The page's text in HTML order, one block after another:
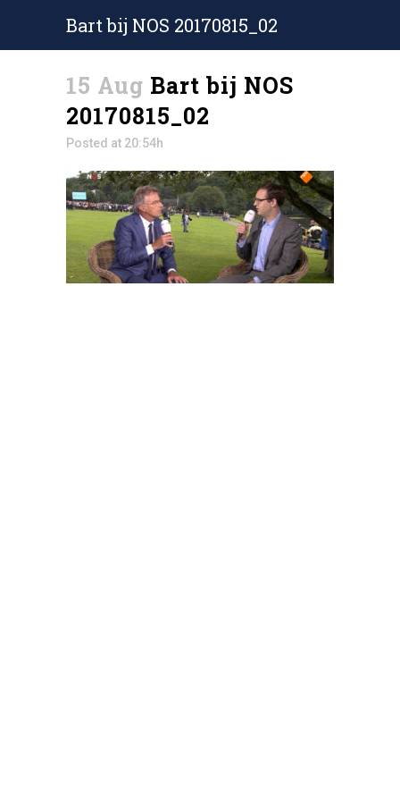
Bart bij NOS 20170815_02
15 Aug Bart bij NOS
20170815_02
Posted at 20:54h